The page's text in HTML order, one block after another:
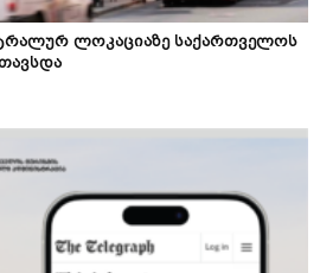
ლოკაციაზე საქართველოს